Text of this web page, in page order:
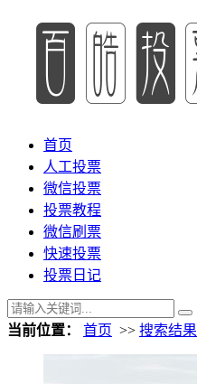
首页
人工投票
微信投票
投票教程
微信刷票
快速投票
投票日记
当前位置： 首页 >> 搜索结果